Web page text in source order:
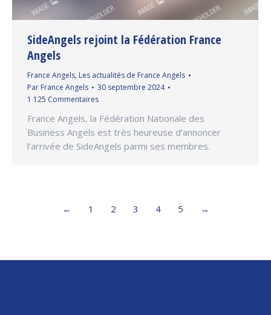
SideAngels rejoint la Fédération France
Angels
France Angels, Les actualités de France Angels
Par France Angels
30 septembre 2024
1 125 Commentaires
France Angels, la Fédération Nationale des
Business Angels est très heureuse d’annoncer
l’arrivée de SideAngels parmi ses membres.
← 1 2 3 4 5 →